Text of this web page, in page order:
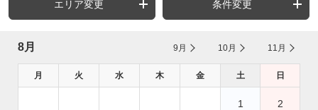
エリア変更 条件変更
8月 9月 10月 11月
月 火 水 木 金 土 日
1 2